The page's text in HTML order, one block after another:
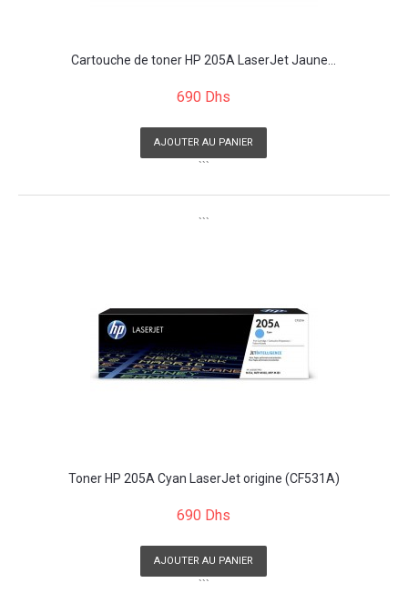
Cartouche de toner HP 205A LaserJet Jaune...
690 Dhs
AJOUTER AU PANIER
```
```
Toner HP 205A Cyan LaserJet origine (CF531A)
690 Dhs
AJOUTER AU PANIER
```